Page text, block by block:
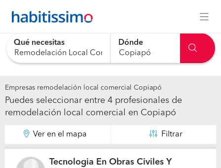
Qué necesitas Dónde
Empresas remodelación local comercial Copiapó
Puedes seleccionar entre 4 profesionales de
remodelación local comercial en Copiapó
Ver en el mapa Filtrar
Tecnologia En Obras Civiles Y